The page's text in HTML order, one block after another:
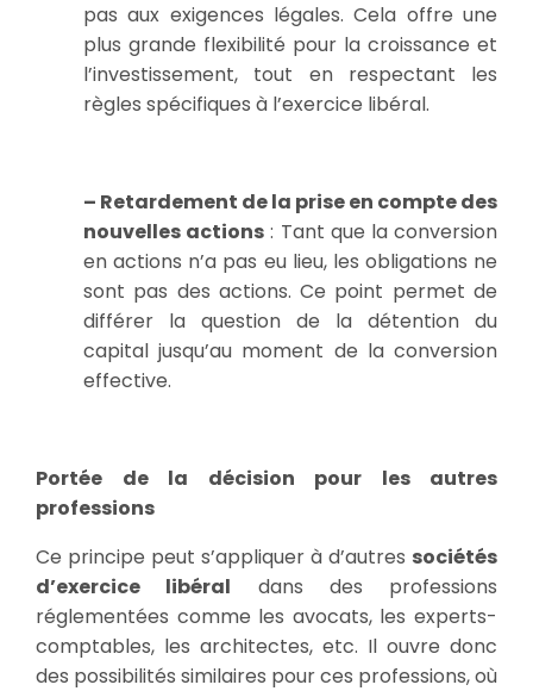
pas aux exigences légales. Cela offre une
plus grande flexibilité pour la croissance et
l’investissement, tout en respectant les
règles spécifiques à l’exercice libéral.
– Retardement de la prise en compte des
nouvelles actions : Tant que la conversion
en actions n’a pas eu lieu, les obligations ne
sont pas des actions. Ce point permet de
différer la question de la détention du
capital jusqu’au moment de la conversion
effective.
Portée de la décision pour les autres
professions
Ce principe peut s’appliquer à d’autres sociétés
d’exercice libéral dans des professions
réglementées comme les avocats, les experts-
comptables, les architectes, etc. Il ouvre donc
des possibilités similaires pour ces professions, où